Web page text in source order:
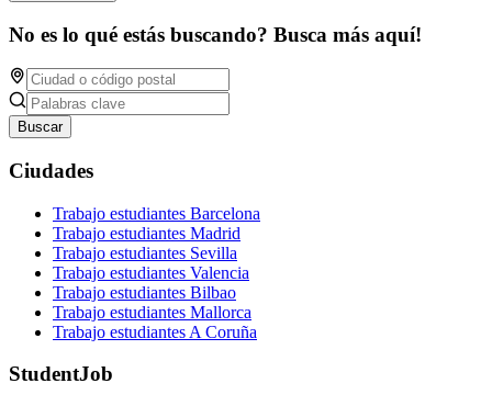
No es lo qué estás buscando? Busca más aquí!
Buscar
Ciudades
Trabajo estudiantes Barcelona
Trabajo estudiantes Madrid
Trabajo estudiantes Sevilla
Trabajo estudiantes Valencia
Trabajo estudiantes Bilbao
Trabajo estudiantes Mallorca
Trabajo estudiantes A Coruña
StudentJob